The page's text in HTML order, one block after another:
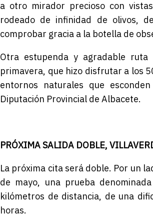
a otro mirador precioso con
rodeado de infinidad de olivos,
comprobar gracia a la botella de
Otra estupenda y agradable
primavera, que hizo disfrutar a los
entornos naturales que
Diputación Provincial de Albacete.
PRÓXIMA SALIDA DOBLE,
La próxima cita será doble. Por un
de mayo, una prueba
kilómetros de distancia, de una
horas.